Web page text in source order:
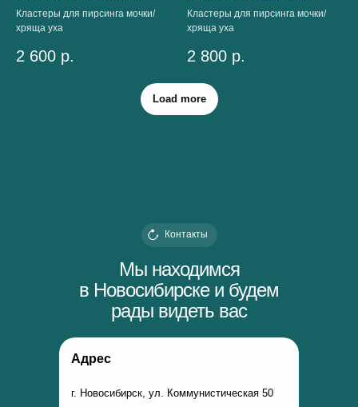
Кластеры для пирсинга мочки/
хряща уха
2 600 р.
Кластеры для пирсинга мочки/
хряща уха
2 800 р.
Load more
Мы находимся
в Новосибирске и будем
рады видеть вас
Контакты
Адрес
г. Новосибирск, ул. Коммунистическая 50